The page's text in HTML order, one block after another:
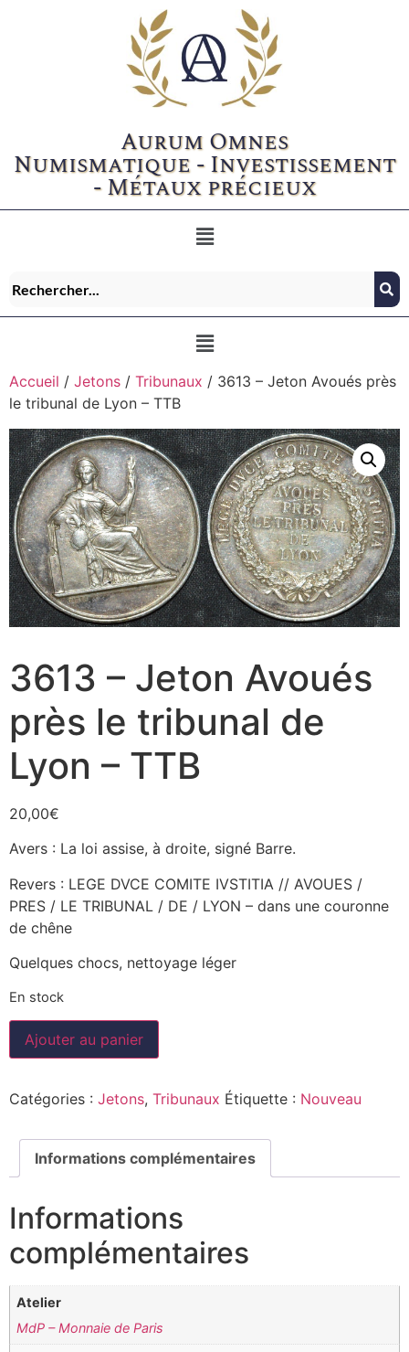
Aurum Omnes
Numismatique - Investissement
- Métaux précieux
Accueil / Jetons / Tribunaux / 3613 – Jeton Avoués près
le tribunal de Lyon – TTB
3613 – Jeton Avoués
près le tribunal de
Lyon – TTB
20,00€
Avers : La loi assise, à droite, signé Barre.
Revers : LEGE DVCE COMITE IVSTITIA // AVOUES /
PRES / LE TRIBUNAL / DE / LYON – dans une couronne
de chêne
Quelques chocs, nettoyage léger
En stock
Ajouter au panier
Catégories : Jetons, Tribunaux Étiquette : Nouveau
Informations complémentaires
Informations
complémentaires
Atelier
MdP – Monnaie de Paris